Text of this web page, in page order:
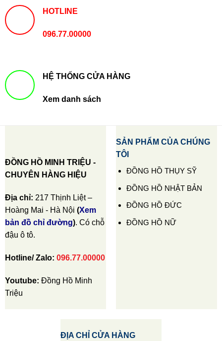
HOTLINE
096.77.00000
HỆ THỐNG CỬA HÀNG
Xem danh sách
ĐỒNG HỒ MINH TRIỆU -
CHUYÊN HÀNG HIỆU
Địa chỉ: 217 Thịnh Liệt –
Hoàng Mai - Hà Nội (Xem
bản đồ chỉ đường). Có chỗ
đậu ô tô.
Hotline/ Zalo: 096.77.00000
Youtube: Đồng Hồ Minh
Triệu
SẢN PHẨM CỦA CHÚNG
TÔI
ĐỒNG HỒ THỤY SỸ
ĐỒNG HỒ NHẬT BẢN
ĐỒNG HỒ ĐỨC
ĐỒNG HỒ NỮ
ĐỊA CHỈ CỬA HÀNG